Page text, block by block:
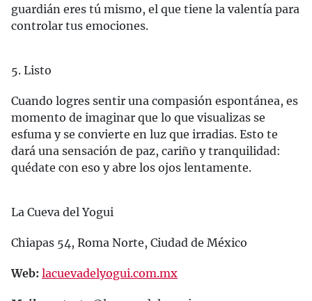
guardián eres tú mismo, el que tiene la valentía para
controlar tus emociones.
5. Listo
Cuando logres sentir una compasión espontánea, es
momento de imaginar que lo que visualizas se
esfuma y se convierte en luz que irradias. Esto te
dará una sensación de paz, cariño y tranquilidad:
quédate con eso y abre los ojos lentamente.
La Cueva del Yogui
Chiapas 54, Roma Norte, Ciudad de México
Web: lacuevadelyogui.com.mx